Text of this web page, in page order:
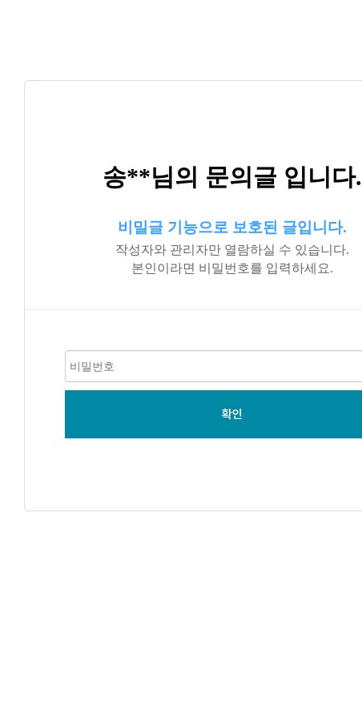
송**님의 문의글 입니다.
비밀글 기능으로 보호된 글입니다.
작성자와 관리자만 열람하실 수 있습니다.
본인이라면 비밀번호를 입력하세요.